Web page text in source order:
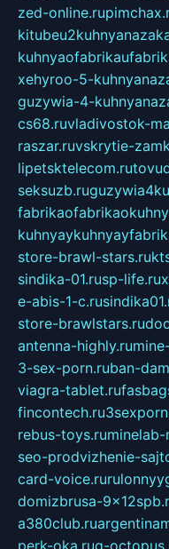
zed-online.ru
xehyroo-5-
guzywia-4-
cs68.ruvladivostok-
raszar.ruvskrytie-
lipetsktelecom.ru
seksuzb.ru
store-brawl-stars.ru
sindika-01.rusp-life.ru
e-abis-1-c.ru
store-brawlstars.ru
antenna-highly.ru
3-sex-porn.ruban-
viagra-tablet.ru
fincontech.ru
rebus-toys.ruminelab-
seo-prodvizhenie-
card-voice.ru
domizbrusa-
a380club.ru
perk-oka.rug-